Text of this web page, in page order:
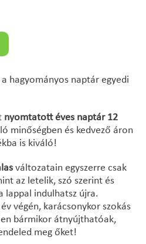
a hagyományos naptár egyedi
nyomtatott éves naptár 12
minőségben és kedvező áron
is kiváló!
változatain egyszerre csak
az letelik, szó szerint és
lappal indulhatsz újra.
végén, karácsonykor szokás
bármikor átnyújthatóak,
meg őket!